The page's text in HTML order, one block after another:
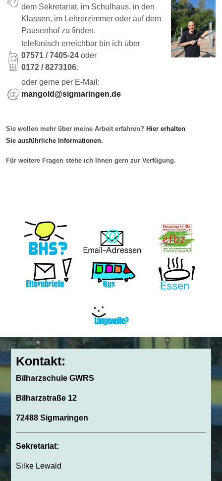
dem Sekretariat, im Schulhaus, in den
Klassen, im Lehrerzimmer oder auf dem
Pausenhof zu finden.
telefonisch erreichbar bin ich über
07571 / 7405-24 oder
0172 / 8273106.
oder gerne per E-Mail:
mangold@sigmaringen.de
Sie wollen mehr über meine Arbeit erfahren? Hier erhalten
Sie ausführliche Informationen.
Für weitere Fragen stehe ich Ihnen gern zur Verfügung.
Kontakt:
Bilharzschule GWRS
Bilharzstraße 12
72488 Sigmaringen
Sekretariat:
Silke Lewald